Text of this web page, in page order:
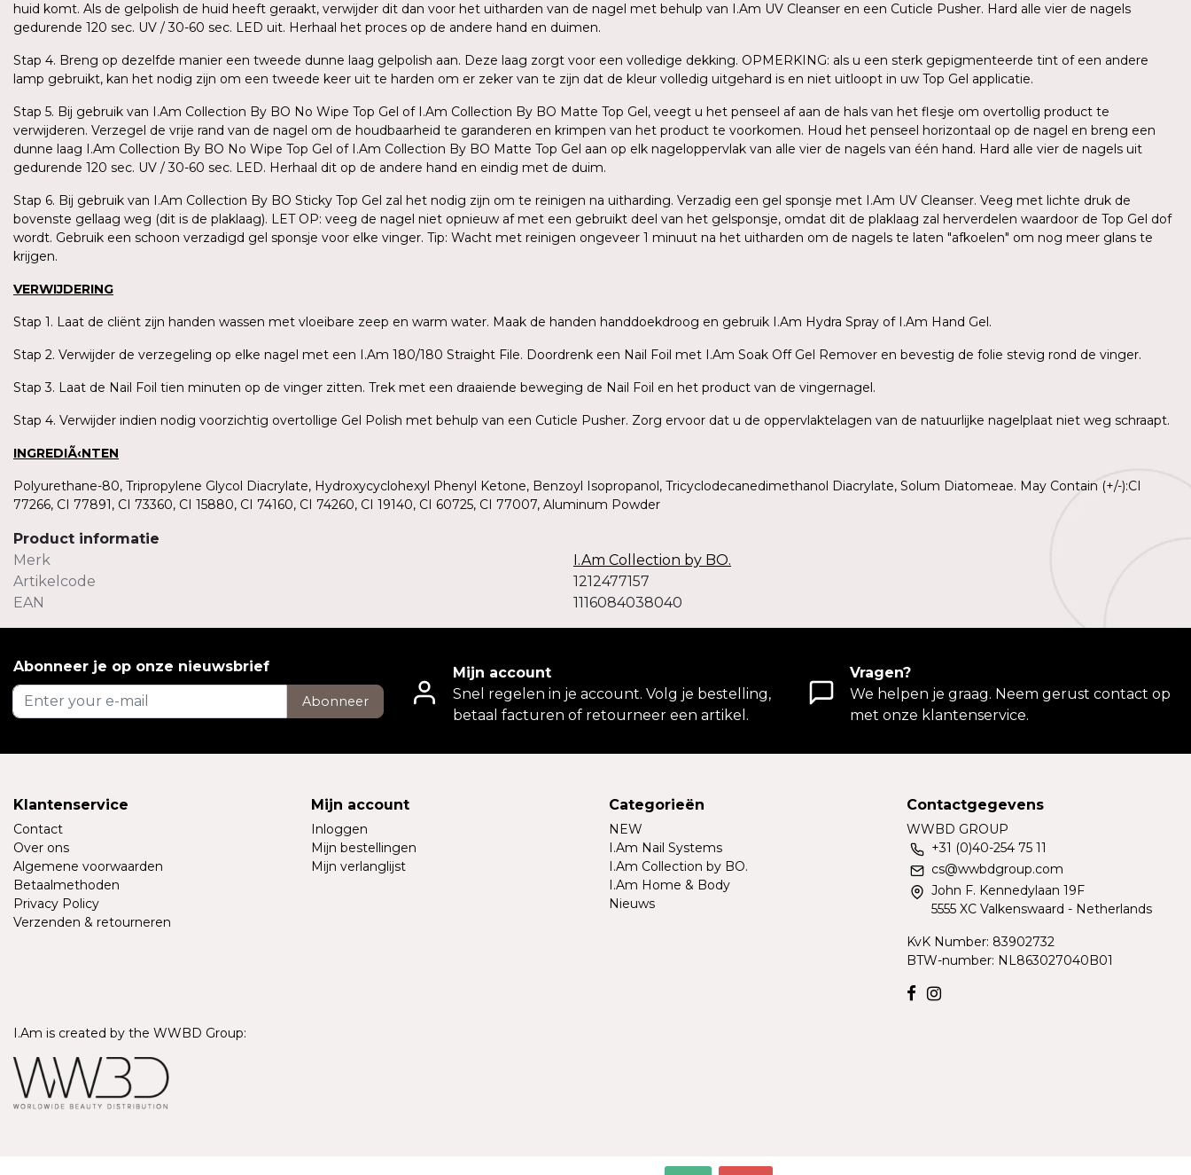
huid komt. Als de gelpolish de huid heeft geraakt, verwijder dit dan voor het uitharden van de nagel met behulp van I.Am UV Cleanser en een Cuticle Pusher. Hard alle vier de nagels
gedurende 120 sec. UV / 30-60 sec. LED uit. Herhaal het proces op de andere hand en duimen.
Stap 4. Breng op dezelfde manier een tweede dunne laag gelpolish aan. Deze laag zorgt voor een volledige dekking. OPMERKING: als u een sterk gepigmenteerde tint of een andere
lamp gebruikt, kan het nodig zijn om een tweede keer uit te harden om er zeker van te zijn dat de kleur volledig uitgehard is en niet uitloopt in uw Top Gel applicatie.
Stap 5. Bij gebruik van I.Am Collection By BO No Wipe Top Gel of I.Am Collection By BO Matte Top Gel, veegt u het penseel af aan de hals van het flesje om overtollig product te
verwijderen. Verzegel de vrije rand van de nagel om de houdbaarheid te garanderen en krimpen van het product te voorkomen. Houd het penseel horizontaal op de nagel en breng een
dunne laag I.Am Collection By BO No Wipe Top Gel of I.Am Collection By BO Matte Top Gel aan op elk nageloppervlak van alle vier de nagels van één hand. Hard alle vier de nagels uit
gedurende 120 sec. UV / 30-60 sec. LED. Herhaal dit op de andere hand en eindig met de duim.
Stap 6. Bij gebruik van I.Am Collection By BO Sticky Top Gel zal het nodig zijn om te reinigen na uitharding. Verzadig een gel sponsje met I.Am UV Cleanser. Veeg met lichte druk de
bovenste gellaag weg (dit is de plaklaag). LET OP: veeg de nagel niet opnieuw af met een gebruikt deel van het gelsponsje, omdat dit de plaklaag zal herverdelen waardoor de Top Gel dof
wordt. Gebruik een schoon verzadigd gel sponsje voor elke vinger. Tip: Wacht met reinigen ongeveer 1 minuut na het uitharden om de nagels te laten "afkoelen" om nog meer glans te
krijgen.
VERWIJDERING
Stap 1. Laat de cliënt zijn handen wassen met vloeibare zeep en warm water. Maak de handen handdoekdroog en gebruik I.Am Hydra Spray of I.Am Hand Gel.
Stap 2. Verwijder de verzegeling op elke nagel met een I.Am 180/180 Straight File. Doordrenk een Nail Foil met I.Am Soak Off Gel Remover en bevestig de folie stevig rond de vinger.
Stap 3. Laat de Nail Foil tien minuten op de vinger zitten. Trek met een draaiende beweging de Nail Foil en het product van de vingernagel.
Stap 4. Verwijder indien nodig voorzichtig overtollige Gel Polish met behulp van een Cuticle Pusher. Zorg ervoor dat u de oppervlaktelagen van de natuurlijke nagelplaat niet weg schraapt.
INGREDIÃ‹NTEN
Polyurethane-80, Tripropylene Glycol Diacrylate, Hydroxycyclohexyl Phenyl Ketone, Benzoyl Isopropanol, Tricyclodecanedimethanol Diacrylate, Solum Diatomeae. May Contain (+/-):CI
77266, CI 77891, CI 73360, CI 15880, CI 74160, CI 74260, CI 19140, CI 60725, CI 77007, Aluminum Powder
Product informatie
Merk
I.Am Collection by BO.
Artikelcode
1212477157
EAN
1116084038040
Abonneer je op onze nieuwsbrief
Abonneer
Mijn account
Snel regelen in je account. Volg je bestelling,
betaal facturen of retourneer een artikel.
Vragen?
We helpen je graag. Neem gerust contact op
met onze klantenservice.
Klantenservice
Contact
Over ons
Algemene voorwaarden
Betaalmethoden
Privacy Policy
Verzenden & retourneren
Mijn account
Inloggen
Mijn bestellingen
Mijn verlanglijst
Categorieën
NEW
I.Am Nail Systems
I.Am Collection by BO.
I.Am Home & Body
Nieuws
Contactgegevens
WWBD GROUP
+31 (0)40-254 75 11
cs@wwbdgroup.com
John F. Kennedylaan 19F
5555 XC Valkenswaard - Netherlands
KvK Number: 83902732
BTW-number: NL863027040B01
I.Am is created by the WWBD Group: